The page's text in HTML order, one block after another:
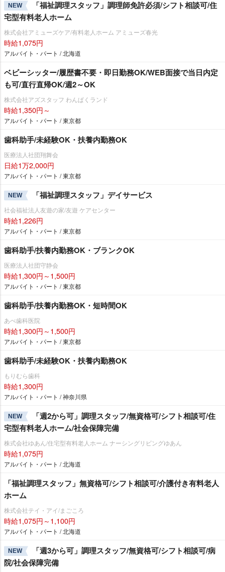
NEW
「福祉調理スタッフ」調理師免許必須/シフト相談可/住
宅型有料老人ホーム
株式会社アミューズケア/有料老人ホーム アミューズ春光
時給1,075円
アルバイト・パート / 北海道
ベビーシッター/履歴書不要・即日勤務OK/WEB面接で当日内定
も可/直行直帰OK/週2～OK
株式会社アズスタッフ わんぱくランド
時給1,350円～
アルバイト・パート / 東京都
歯科助手/未経験OK・扶養内勤務OK
医療法人社団翔舞会
日給1万2,000円
アルバイト・パート / 東京都
NEW 「福祉調理スタッフ」デイサービス
社会福祉法人友遊の家/友遊 ケアセンター
時給1,226円
アルバイト・パート / 東京都
歯科助手/扶養内勤務OK・ブランクOK
医療法人社団守静会
時給1,300円～1,500円
アルバイト・パート / 東京都
歯科助手/扶養内勤務OK・短時間OK
あべ歯科医院
時給1,300円～1,500円
アルバイト・パート / 東京都
歯科助手/未経験OK・扶養内勤務OK
もりむら歯科
時給1,300円
アルバイト・パート / 神奈川県
NEW
「週2から可」調理スタッフ/無資格可/シフト相談可/住
宅型有料老人ホーム/社会保障完備
株式会社ゆあん/住宅型有料老人ホーム ナーシングリビングゆあん
時給1,075円
アルバイト・パート / 北海道
「福祉調理スタッフ」無資格可/シフト相談可/介護付き有料老人
ホーム
株式会社テイ・アイ/まごころ
時給1,075円～1,100円
アルバイト・パート / 北海道
NEW
「週3から可」調理スタッフ/無資格可/シフト相談可/病
院/社会保障完備